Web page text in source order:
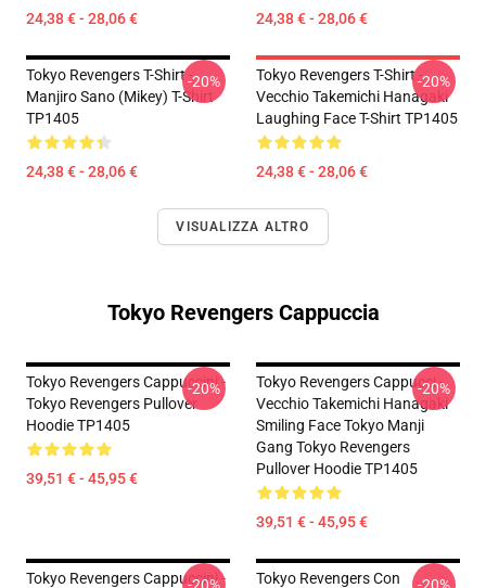
24,38 € - 28,06 € 24,38 € - 28,06 €
Tokyo Revengers T-Shirt -
Manjiro Sano (Mikey) T-Shirt
TP1405
24,38 € - 28,06 €
-20%
Tokyo Revengers T-Shirt -
Vecchio Takemichi Hanagaki
Laughing Face T-Shirt TP1405
24,38 € - 28,06 €
-20%
VISUALIZZA ALTRO
Tokyo Revengers Cappuccia
Tokyo Revengers Cappuccini -
Tokyo Revengers Pullover
Hoodie TP1405
39,51 € - 45,95 €
-20%
Tokyo Revengers Cappucci -
Vecchio Takemichi Hanagaki
Smiling Face Tokyo Manji
Gang Tokyo Revengers
Pullover Hoodie TP1405
39,51 € - 45,95 €
-20%
Tokyo Revengers Cappuccini -
Tokyo Revengers Con